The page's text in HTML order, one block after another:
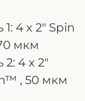
1: 4 x 2" Spin
мкм
2: 4 x 2"
, 50 мкм